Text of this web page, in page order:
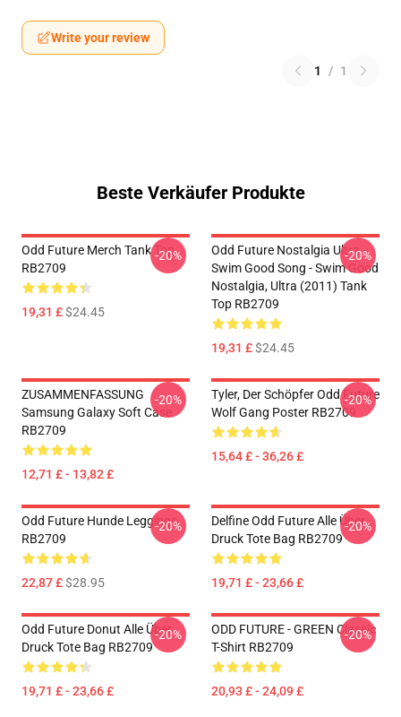
Write your review
1 / 1
Beste Verkäufer Produkte
Odd Future Merch Tank Top
RB2709
19,31 £$24.45
-20%
Odd Future Nostalgia Ultra -
Swim Good Song - Swim Good
Nostalgia, Ultra (2011) Tank
Top RB2709
19,31 £$24.45
-20%
ZUSAMMENFASSUNG
Samsung Galaxy Soft Case
RB2709
12,71 £ - 13,82 £
-20%
Tyler, Der Schöpfer Odd Future
Wolf Gang Poster RB2709
15,64 £ - 36,26 £
-20%
Odd Future Hunde Leggings
RB2709
22,87 £$28.95
-20%
Delfine Odd Future Alle Über
Druck Tote Bag RB2709
19,71 £ - 23,66 £
-20%
Odd Future Donut Alle Über
Druck Tote Bag RB2709
19,71 £ - 23,66 £
-20%
ODD FUTURE - GREEN Classic
T-Shirt RB2709
20,93 £ - 24,09 £
-20%